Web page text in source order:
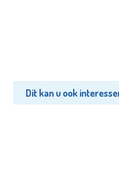
Dit kan u ook